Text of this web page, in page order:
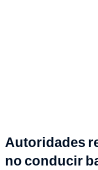
Autoridades
no conducir